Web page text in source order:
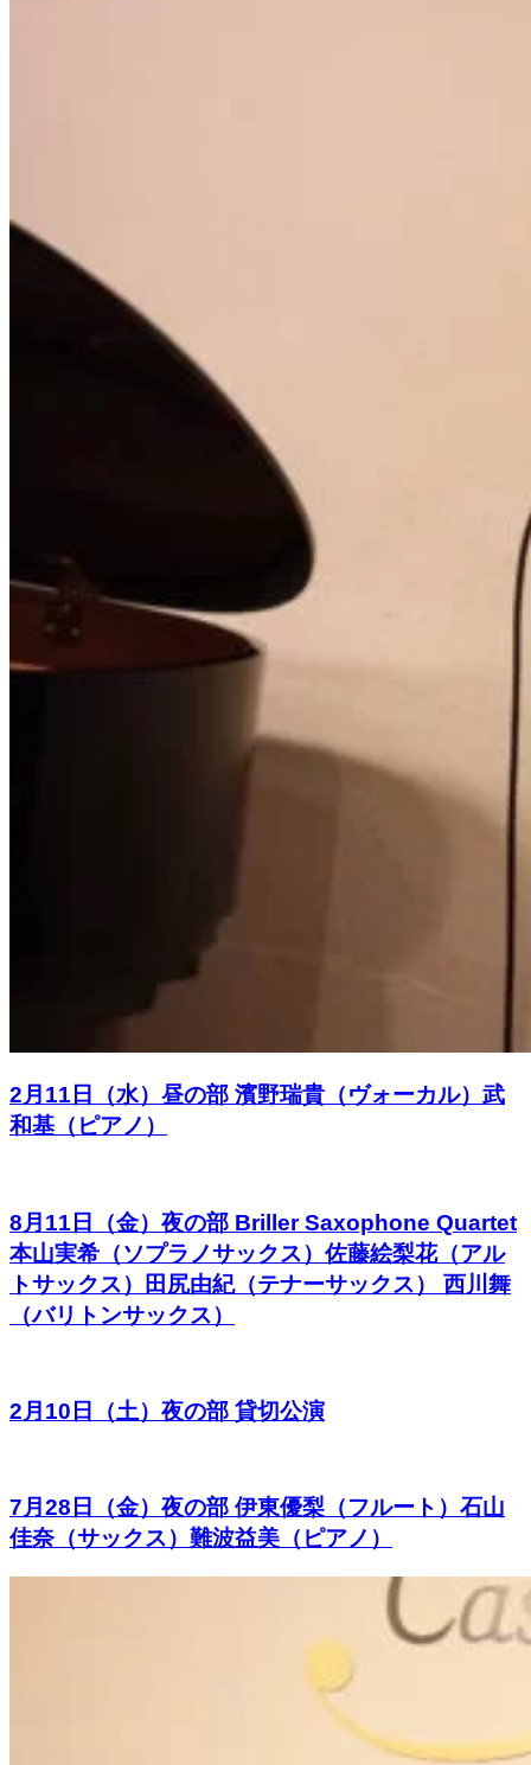
2月11日（水）昼の部 濱野瑞貴（ヴォーカル）武
和基（ピアノ）
8月11日（金）夜の部 Briller Saxophone Quartet
本山実希（ソプラノサックス）佐藤絵梨花（アル
トサックス）田尻由紀（テナーサックス） 西川舞
（バリトンサックス）
2月10日（土）夜の部 貸切公演
7月28日（金）夜の部 伊東優梨（フルート）石山
佳奈（サックス）難波益美（ピアノ）